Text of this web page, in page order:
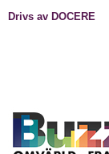
Drivs av DOCERE